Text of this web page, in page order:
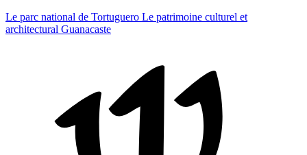
Le parc national de Tortuguero Le patrimoine culturel et
architectural Guanacaste